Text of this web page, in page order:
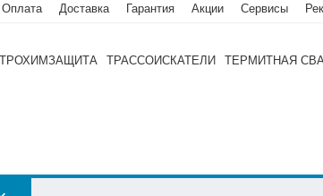
Оплата Доставка Гарантия Акции Сервисы
ТРАССОИСКАТЕЛИ ТЕРМИТНАЯ